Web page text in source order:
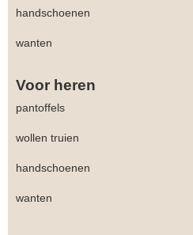
handschoenen
wanten
Voor heren
pantoffels
wollen truien
handschoenen
wanten